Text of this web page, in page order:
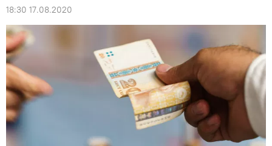
18:30 17.08.2020